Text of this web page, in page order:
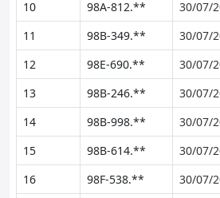
10
98A-812.**
30/07/
11
98B-349.**
30/07/
12
98E-690.**
30/07/
13
98B-246.**
30/07/
14
98B-998.**
30/07/
15
98B-614.**
30/07/
16
98F-538.**
30/07/